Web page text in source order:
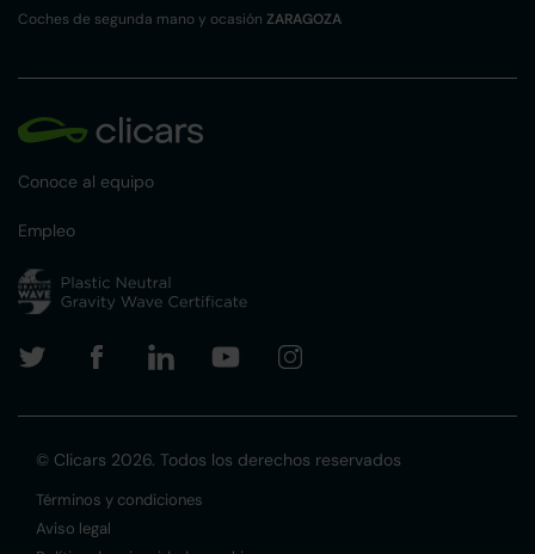
Coches de segunda mano y ocasión ZARAGOZA
Conoce al equipo
Empleo
© Clicars 2026. Todos los derechos reservados
Términos y condiciones
Aviso legal